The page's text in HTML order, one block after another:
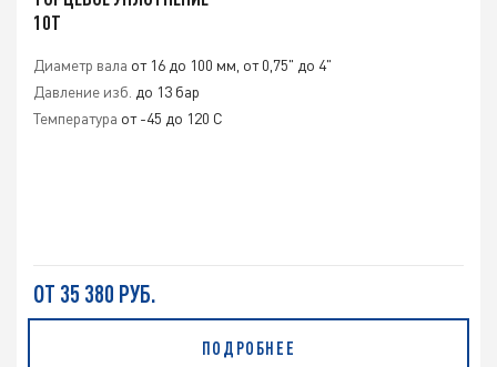
10T
Диаметр вала от 16 до 100 мм, от 0,75" до 4"
Давление изб. до 13 бар
Температура от -45 до 120 C
ОТ 35 380 РУБ.
ПОДРОБНЕЕ